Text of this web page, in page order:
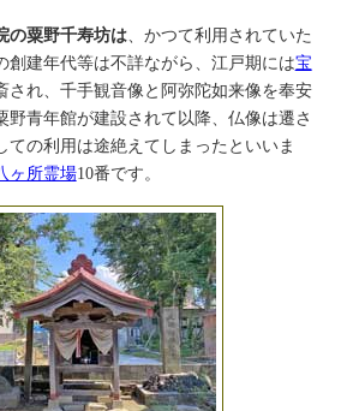
の粟野千寿坊は、かつて利用されていた
創建年代等は不詳ながら、江戸期には宝
され、千手観音像と阿弥陀如来像を奉安
野青年館が建設されて以降、仏像は遷さ
ての利用は途絶えてしまったといいま
ヶ所霊場10番です。